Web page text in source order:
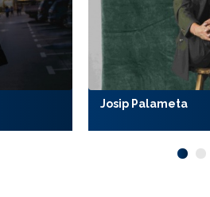
Josip Palameta